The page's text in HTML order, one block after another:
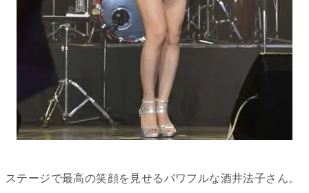
ステージで最高の笑顔を見せるパワフルな酒井法子さん。